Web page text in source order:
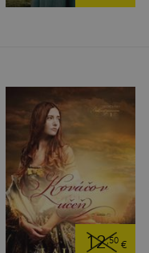
12,50€